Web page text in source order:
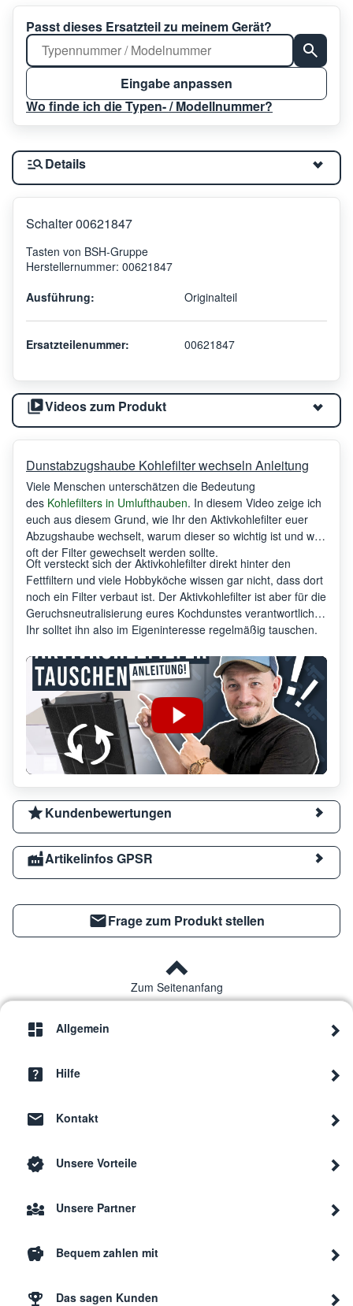
Passt dieses Ersatzteil zu meinem Gerät?
Eingabe anpassen
Wo finde ich die Typen- / Modellnummer?
Details
Schalter 00621847
Tasten von BSH-Gruppe
Herstellernummer: 00621847
Ausführung:
Originalteil
Ersatzteilenummer: 00621847
Videos zum Produkt
Dunstabzugshaube Kohlefilter wechseln Anleitung
Viele Menschen unterschätzen die Bedeutung
des Kohlefilters in Umlufthauben. In diesem Video zeige ich
euch aus diesem Grund, wie Ihr den Aktivkohlefilter euer
Abzugshaube wechselt, warum dieser so wichtig ist und wie
oft der Filter gewechselt werden sollte.
Oft versteckt sich der Aktivkohlefilter direkt hinter den
Fettfiltern und viele Hobbyköche wissen gar nicht, dass dort
noch ein Filter verbaut ist. Der Aktivkohlefilter ist aber für die
Geruchsneutralisierung eures Kochdunstes verantwortlich.
Ihr solltet ihn also im Eigeninteresse regelmäßig tauschen.
Kundenbewertungen
Artikelinfos GPSR
Frage zum Produkt stellen
Zum Seitenanfang
Allgemein
Hilfe
Kontakt
Unsere Vorteile
Unsere Partner
Bequem zahlen mit
Das sagen Kunden